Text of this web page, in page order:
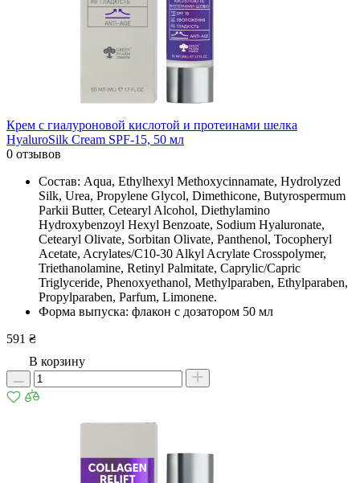
Крем с гиалуроновой кислотой и протеинами шелка
HyaluroSilk Cream SPF-15, 50 мл
0 отзывов
Состав: Aqua, Ethylhexyl Methoxycinnamate, Hydrolyzed
Silk, Urea, Propylene Glycol, Dimethicone, Butyrospermum
Parkii Butter, Cetearyl Alcohol, Diethylamino
Hydroxybenzoyl Hexyl Benzoate, Sodium Hyaluronate,
Cetearyl Olivate, Sorbitan Olivate, Panthenol, Tocopheryl
Acetate, Acrylates/C10-30 Alkyl Acrylate Crosspolymer,
Triethanolamine, Retinyl Palmitate, Caprylic/Capric
Triglyceride, Phenoxyethanol, Methylparaben, Ethylparaben,
Propylparaben, Parfum, Limonene.
Форма выпуска: флакон с дозатором 50 мл
591 ₴
В корзину